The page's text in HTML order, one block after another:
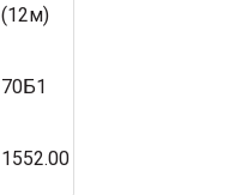
(12м)
70Б1
1552.00